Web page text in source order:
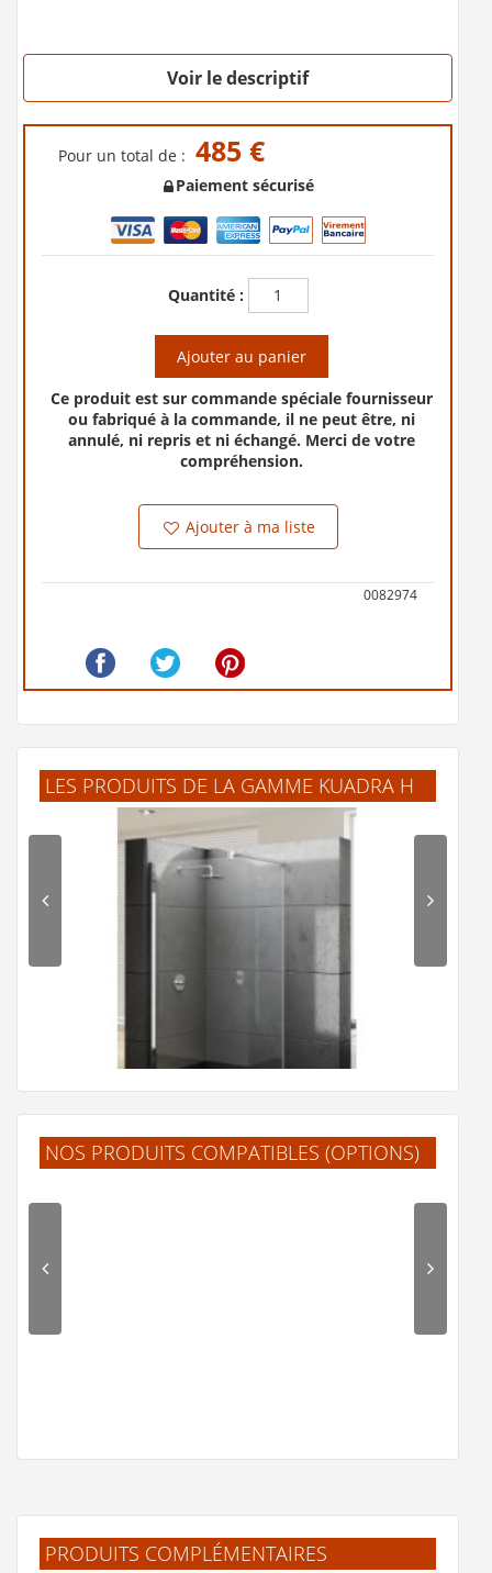
Voir le descriptif
Pour un total de : 485 €
Paiement sécurisé
Quantité :
Ajouter au panier
Ce produit est sur commande spéciale fournisseur
ou fabriqué à la commande, il ne peut être, ni
annulé, ni repris et ni échangé. Merci de votre
compréhension.
Ajouter à ma liste
0082974
LES PRODUITS DE LA GAMME KUADRA H
NOS PRODUITS COMPATIBLES (OPTIONS)
PRODUITS COMPLÉMENTAIRES